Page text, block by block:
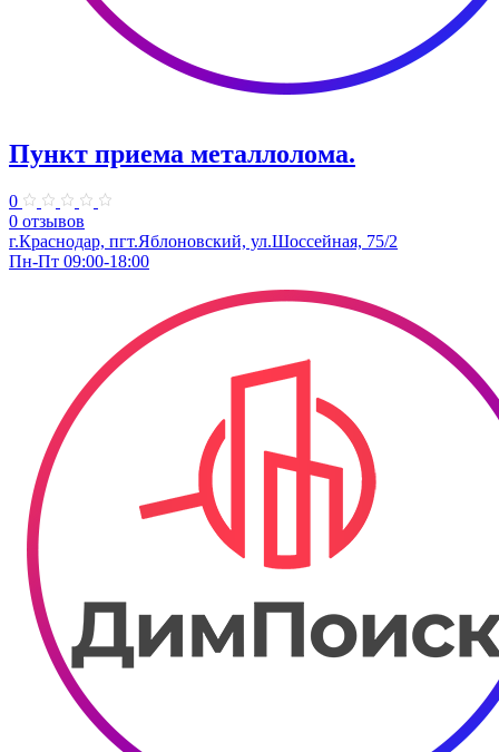
Пункт приема металлолома.
0
0 отзывов
г.Краснодар, пгт.Яблоновский, ул.Шоссейная, 75/2
Пн-Пт 09:00-18:00